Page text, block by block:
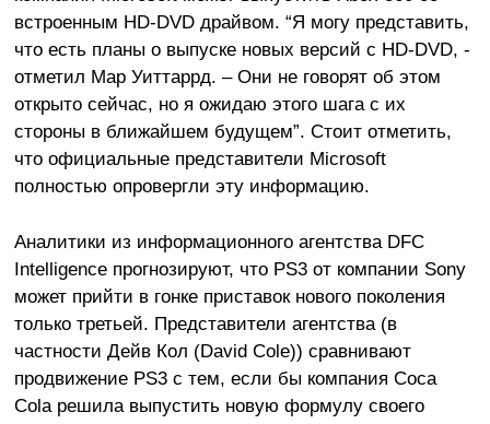
встроенным HD-DVD драйвом. “Я могу представить,
что есть планы о выпуске новых версий с HD-DVD, -
отметил Мар Уиттаррд. – Они не говорят об этом
открыто сейчас, но я ожидаю этого шага с их
стороны в ближайшем будущем”. Стоит отметить,
что официальные представители Microsoft
полностью опровергли эту информацию.
Аналитики из информационного агентства DFC
Intelligence прогнозируют, что PS3 от компании Sony
может прийти в гонке приставок нового поколения
только третьей. Представители агентства (в
частности Дейв Кол (David Cole)) сравнивают
продвижение PS3 с тем, если бы компания Coca
Cola решила выпустить новую формулу своего